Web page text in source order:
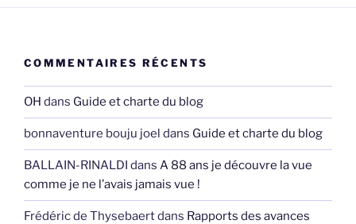
COMMENTAIRES RÉCENTS
OH dans Guide et charte du blog
bonnaventure bouju joel dans Guide et charte du blog
BALLAIN-RINALDI dans A 88 ans je découvre la vue
comme je ne l’avais jamais vue !
Frédéric de Thysebaertdans Rapports des avances